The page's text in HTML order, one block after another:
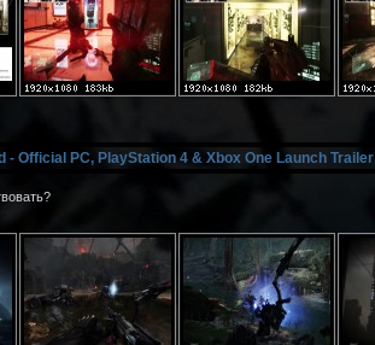
Official PC, PlayStation 4 & Xbox One Launch Trailer